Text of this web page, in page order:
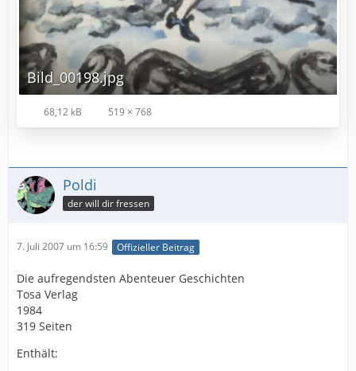
Bild_00198.jpg
68,12 kB 519 × 768
Poldi
der will dir fressen
7. Juli 2007 um 16:59 Offizieller Beitrag
Die aufregendsten Abenteuer Geschichten
Tosa Verlag
1984
319 Seiten
Enthält: